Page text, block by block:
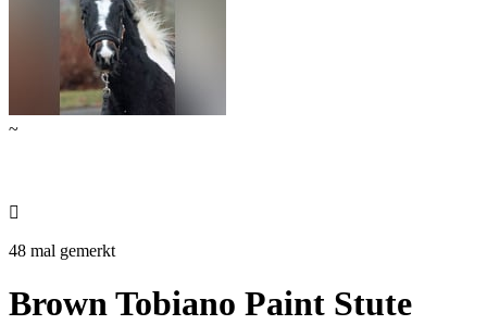
~

48 mal gemerkt
Brown Tobiano Paint Stute